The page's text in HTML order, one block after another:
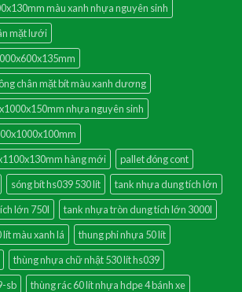
màu xanh nhựa nguyên sinh
mặt lưới
chân mặt bít màu xanh dương
nhựa nguyên sinh
hàng mới
pallet đóng cont
sóng bít hs039 530 lít
tank nhựa dung tích lớn
lớn 750l
tank nhựa tròn dung tích lớn 3000l
màu xanh lá
thung phi nhựa 50 lít
thùng nhựa chữ nhật 530 lít hs039
sb
thùng rác 60 lít nhựa hdpe 4 bánh xe